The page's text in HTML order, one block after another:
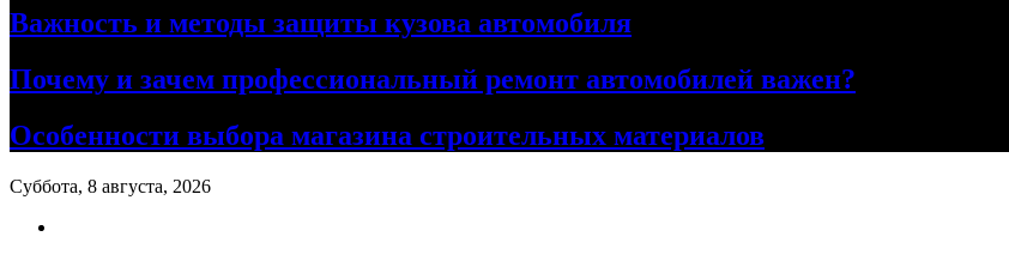
Важность и методы защиты кузова автомобиля
Почему и зачем профессиональный ремонт автомобилей важен?
Особенности выбора магазина строительных материалов
Суббота, 8 августа, 2026